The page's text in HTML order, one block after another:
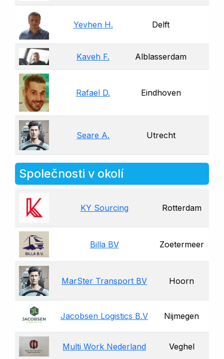
Yevhen H. Delft
Kaveh F. Alblasserdam
Rafael D. Eindhoven
Seare A. Utrecht
Společnosti v okolí
KY Sourcing Rotterdam
Billa BV Zoetermeer
MarSter Transport BV Hoorn
Jacobsen Logistics B.V Nijmegen
Multi Work Nederland Veghel